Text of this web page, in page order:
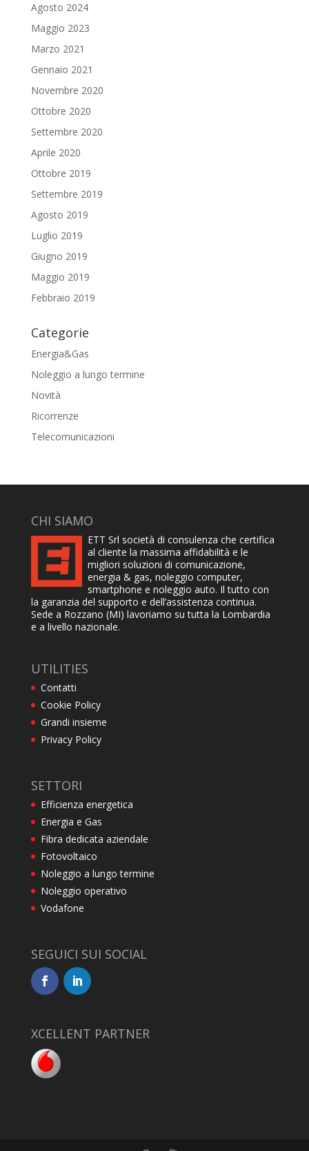
Agosto 2024
Maggio 2023
Marzo 2021
Gennaio 2021
Novembre 2020
Ottobre 2020
Settembre 2020
Aprile 2020
Ottobre 2019
Settembre 2019
Agosto 2019
Luglio 2019
Giugno 2019
Maggio 2019
Febbraio 2019
Categorie
Energia&Gas
Noleggio a lungo termine
Novità
Ricorrenze
Telecomunicazioni
CHI SIAMO
ETT Srl società di consulenza che certifica
al cliente la massima affidabilità e le
migliori soluzioni di comunicazione,
energia & gas, noleggio computer,
smartphone e noleggio auto. Il tutto con
la garanzia del supporto e dell’assistenza continua.
Sede a Rozzano (MI) lavoriamo su tutta la Lombardia
e a livello nazionale.
UTILITIES
Contatti
Cookie Policy
Grandi insieme
Privacy Policy
SETTORI
Efficienza energetica
Energia e Gas
Fibra dedicata aziendale
Fotovoltaico
Noleggio a lungo termine
Noleggio operativo
Vodafone
SEGUICI SUI SOCIAL
XCELLENT PARTNER